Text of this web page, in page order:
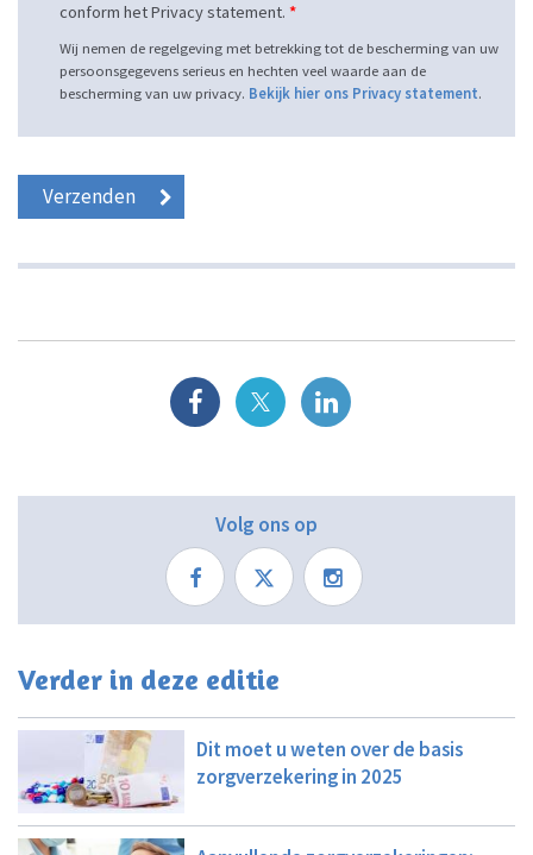
conform het Privacy statement. *
Wij nemen de regelgeving met betrekking tot de bescherming van uw
persoonsgegevens serieus en hechten veel waarde aan de
bescherming van uw privacy. Bekijk hier ons Privacy statement.
Volg ons op
Verder in deze editie
Dit moet u weten over de basis
zorgverzekering in 2025